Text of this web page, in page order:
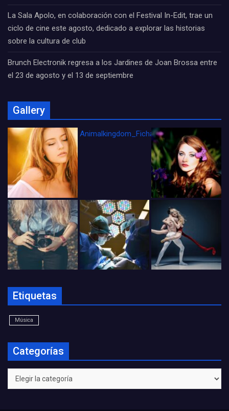
La Sala Apolo, en colaboración con el Festival In-Edit, trae un
ciclo de cine este agosto, dedicado a explorar las historias
sobre la cultura de club
Brunch Electronik regresa a los Jardines de Joan Brossa entre
el 23 de agosto y el 13 de septiembre
Gallery
Animalkingdom_FichaCine
Etiquetas
Música
Categorías
Categorías